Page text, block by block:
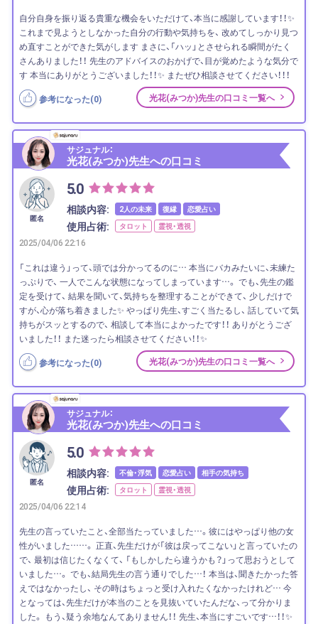
自分自身を振り返る貴重な機会をいただけて、本当に感謝しています！！✨
これまで見ようとしなかった自分の行動や気持ちを、 改めてしっかり見つ
め直すことができた気がします まさに、「ハッ」とさせられる瞬間がたく
さんありました！！ 先生のアドバイスのおかげで、目が覚めたような気分で
す 本当にありがとうございました！！✨ またぜひ相談させてください！！！
参考になった(0) 光花(みつか)先生の口コミ一覧へ
サジュナル：
光花(みつか)先生への口コミ
匿名
5.0
相談内容: 2人の未来 復縁 恋愛占い
使用占術: タロット 霊視・透視
2025/04/06 22:16
「これは違う」って、頭では分かってるのに… 本当にバカみたいに、未練た
っぷりで、 一人でこんな状態になってしまっています…。 でも、先生の鑑
定を受けて、 結果を聞いて、気持ちを整理することができて、 少しだけで
すが、心が落ち着きました✨ やっぱり先生、すごく当たるし、 話していて気
持ちがスッとするので、 相談して本当によかったです！！ ありがとうござ
いました！！ また迷ったら相談させてください！！✨
参考になった(0) 光花(みつか)先生の口コミ一覧へ
サジュナル：
光花(みつか)先生への口コミ
匿名
5.0
相談内容: 不倫・浮気 恋愛占い 相手の気持ち
使用占術: タロット 霊視・透視
2025/04/06 22:14
先生の言っていたこと、全部当たっていました…。彼にはやっぱり他の女
性がいました……。 正直、先生だけが「彼は戻ってこない」と言っていたの
で、 最初は信じたくなくて、 「もしかしたら違うかも？」って思おうとして
いました…。 でも、結局先生の言う通りでした…！ 本当は、聞きたかった答
えではなかったし、 その時はちょっと受け入れたくなかったけれど… 今
となっては、先生だけが本当のことを見抜いていたんだな、って分かりま
した。 もう、疑う余地なんてありません！！ 先生、本当にすごいです…！！✨